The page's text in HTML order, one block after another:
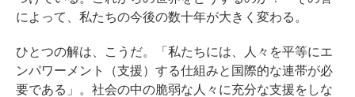
によって、私たちの今後の数十年が大きく変わる。
ひとつの解は、こうだ。「私たちには、人々を平等にエ
ンパワーメント（支援）する仕組みと国際的な連帯が必
要である」。社会の中の脆弱な人々に充分な支援をしな